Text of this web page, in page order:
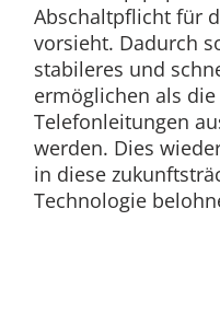
Abschaltpflicht für
vorsieht. Dadurch
stabileres und
ermöglichen als
Telefonleitungen
werden. Dies
in diese
Technologie